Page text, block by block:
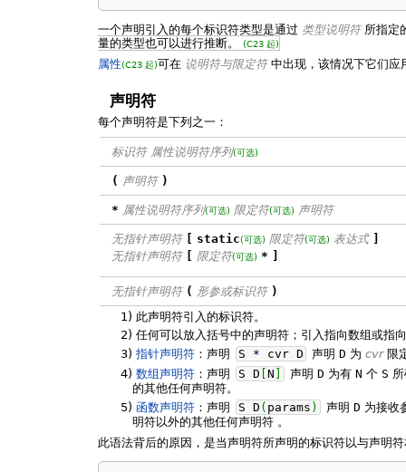
一个声明引入的每个标识符类型是通过 类型说明符所指定
量的类型也可以进行推断。
(C23 起)
属性(C23 起)可在 说明符与限定符中出现，该情况下它们应
声明符
每个声明符是下列之一：
标识符 属性说明符序列(可选)
( 声明符 )
* 属性说明符序列(可选) 限定符(可选) 声明符
无指针声明符 [ static(可选) 限定符(可选) 表达式 ]
无指针声明符 [ 限定符(可选) * ]
无指针声明符 ( 形参或标识符 )
1) 此声明符引入的标识符。
2) 任何可以放入括号中的声明符；引入指向数组或指
3) 指针声明符 ：声明 S * cvr D 声明D 为cvr限
4) 数组声明符 ：声明 S D [N 声明D 为有N 个 S
的其他任何声明符。
5) 函数声明符 ：声明 S D ( params ) 声明D 为接收
明符以外的其他任何声明符 。
此语法背后的原因，是当声明符所声明的标识符以与声明